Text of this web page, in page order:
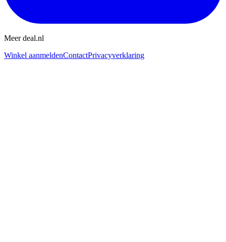
Meer deal.nl
Winkel aanmeldenContactPrivacyverklaring